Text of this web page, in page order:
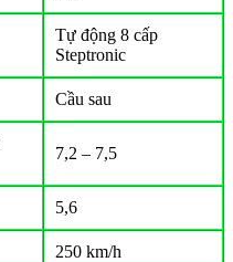
Tự động 8 cấp
Steptronic
Cầu sau
7,2 – 7,5
5,6
250 km/h